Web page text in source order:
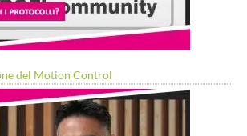
del Motion Control